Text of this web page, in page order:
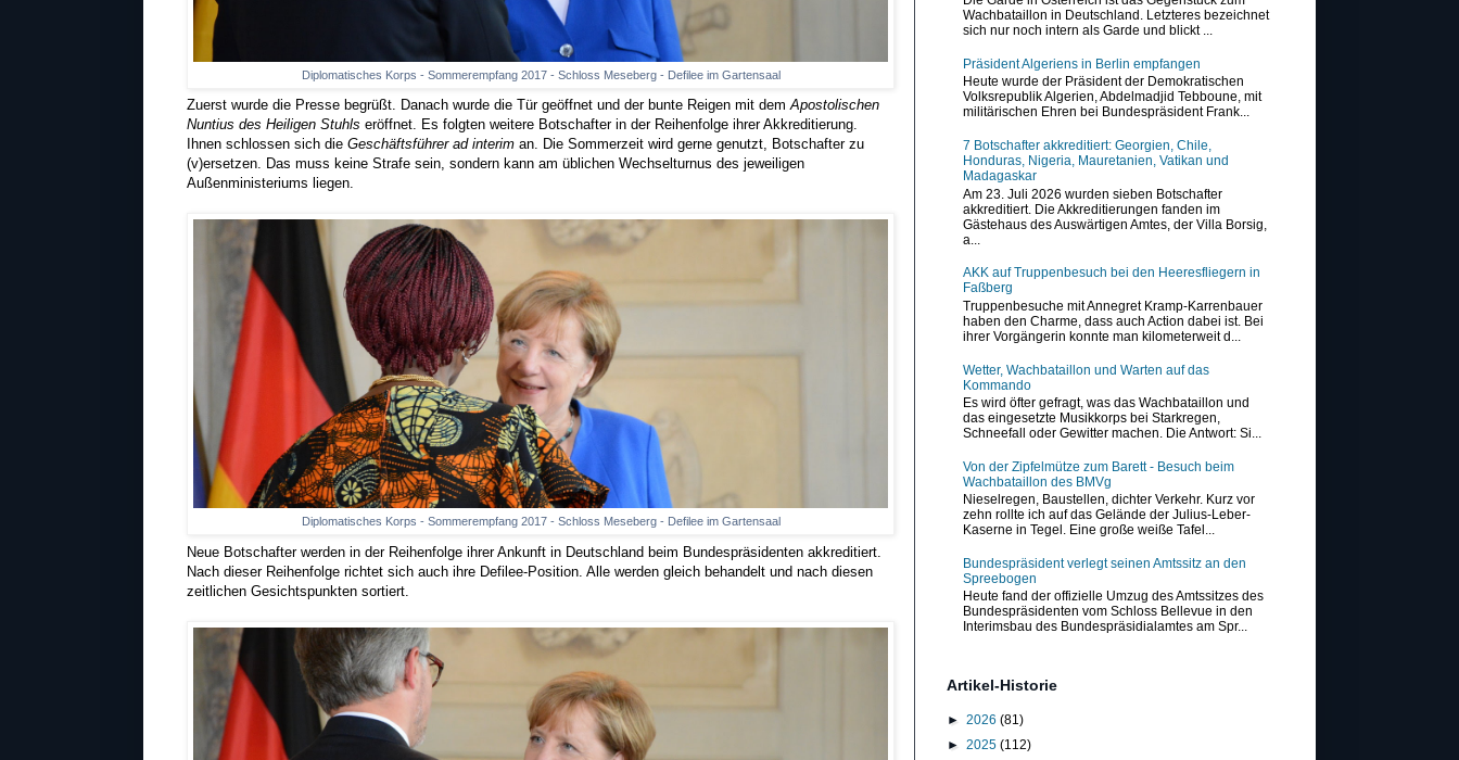
Diplomatisches Korps - Sommerempfang 2017 - Schloss Meseberg - Defilee im Gartensaal
Zuerst wurde die Presse begrüßt. Danach wurde die Tür geöffnet und der bunte Reigen mit demApostolischen
Nuntius des Heiligen Stuhls eröffnet. Es folgten weitere Botschafter in der Reihenfolge ihrer Akkreditierung.
Ihnen schlossen sich die Geschäftsführer ad interim an. Die Sommerzeit wird gerne genutzt, Botschafter zu
(v)ersetzen. Das muss keine Strafe sein, sondern kann am üblichen Wechselturnus des jeweiligen
Außenministeriums liegen.
Diplomatisches Korps - Sommerempfang 2017 - Schloss Meseberg - Defilee im Gartensaal
Neue Botschafter werden in der Reihenfolge ihrer Ankunft in Deutschland beim Bundespräsidenten akkreditiert.
Nach dieser Reihenfolge richtet sich auch ihre Defilee-Position. Alle werden gleich behandelt und nach diesen
zeitlichen Gesichtspunkten sortiert.
Wachbataillon in Deutschland. Letzteres bezeichnet
sich nur noch intern als Garde und blickt ...
Präsident Algeriens in Berlin empfangen
Heute wurde der Präsident der Demokratischen
Volksrepublik Algerien, Abdelmadjid Tebboune, mit
militärischen Ehren bei Bundespräsident Frank...
7 Botschafter akkreditiert: Georgien, Chile,
Honduras, Nigeria, Mauretanien, Vatikan und
Madagaskar
Am 23. Juli 2026 wurden sieben Botschafter
akkreditiert. Die Akkreditierungen fanden im
Gästehaus des Auswärtigen Amtes, der Villa Borsig,
a...
AKK auf Truppenbesuch bei den Heeresfliegern in
Faßberg
Truppenbesuche mit Annegret Kramp-Karrenbauer
haben den Charme, dass auch Action dabei ist. Bei
ihrer Vorgängerin konnte man kilometerweit d...
Wetter, Wachbataillon und Warten auf das
Kommando
Es wird öfter gefragt, was das Wachbataillon und
das eingesetzte Musikkorps bei Starkregen,
Schneefall oder Gewitter machen. Die Antwort: Si...
Von der Zipfelmütze zum Barett - Besuch beim
Wachbataillon des BMVg
Nieselregen, Baustellen, dichter Verkehr. Kurz vor
zehn rollte ich auf das Gelände der Julius-Leber-
Kaserne in Tegel. Eine große weiße Tafel...
Bundespräsident verlegt seinen Amtssitz an den
Spreebogen
Heute fand der offizielle Umzug des Amtssitzes des
Bundespräsidenten vom Schloss Bellevue in den
Interimsbau des Bundespräsidialamtes am Spr...
Artikel-Historie
► 2026 (81)
► 2025 (112)